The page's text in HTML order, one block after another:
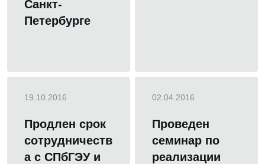
Санкт-
Петербурге
19.10.2016
Продлен срок
сотрудничеств
а с СПбГЭУ и
02.04.2016
Проведен
семинар по
реализации